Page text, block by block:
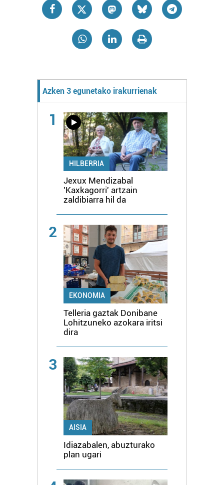
Azken 3 egunetako irakurrienak
1
HILBERRIA
Jexux Mendizabal
'Kaxkagorri' artzain
zaldibiarra hil da
2
EKONOMIA
Telleria gaztak Donibane
Lohitzuneko azokara iritsi
dira
3
AISIA
Idiazabalen, abuzturako
plan ugari